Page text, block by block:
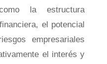
la estructura
el potencial
empresariales
el interés y